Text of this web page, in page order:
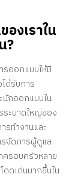
องเราใน
?
รออกแบบให้มี
ด้รับการ
นักออกแบบใน
ระบาดใหญ่ของ
รทำงานและ
รจัดการผู้ดูแล
ครอบครัวหลาย
ดดเด่นมากขึ้นใน